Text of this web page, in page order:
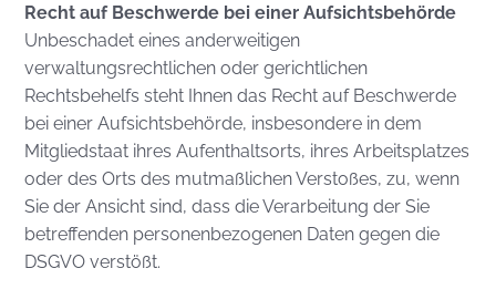
Recht auf Beschwerde bei einer Aufsichtsbehörde
Unbeschadet eines anderweitigen
verwaltungsrechtlichen oder gerichtlichen
Rechtsbehelfs steht Ihnen das Recht auf Beschwerde
bei einer Aufsichtsbehörde, insbesondere in dem
Mitgliedstaat ihres Aufenthaltsorts, ihres Arbeitsplatzes
oder des Orts des mutmaßlichen Verstoßes, zu, wenn
Sie der Ansicht sind, dass die Verarbeitung der Sie
betreffenden personenbezogenen Daten gegen die
DSGVO verstößt.